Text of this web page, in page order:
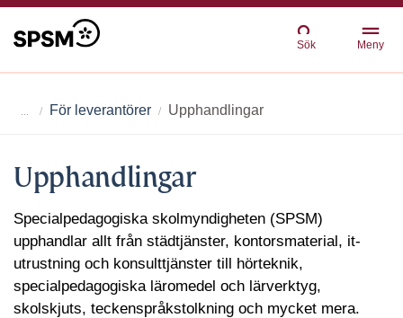
Sök Meny
För leverantörer Upphandlingar
Upphandlingar
Specialpedagogiska skolmyndigheten (SPSM)
upphandlar allt från städtjänster, kontorsmaterial, it-
utrustning och konsulttjänster till hörteknik,
specialpedagogiska läromedel och lärverktyg,
skolskjuts, teckenspråkstolkning och mycket mera.